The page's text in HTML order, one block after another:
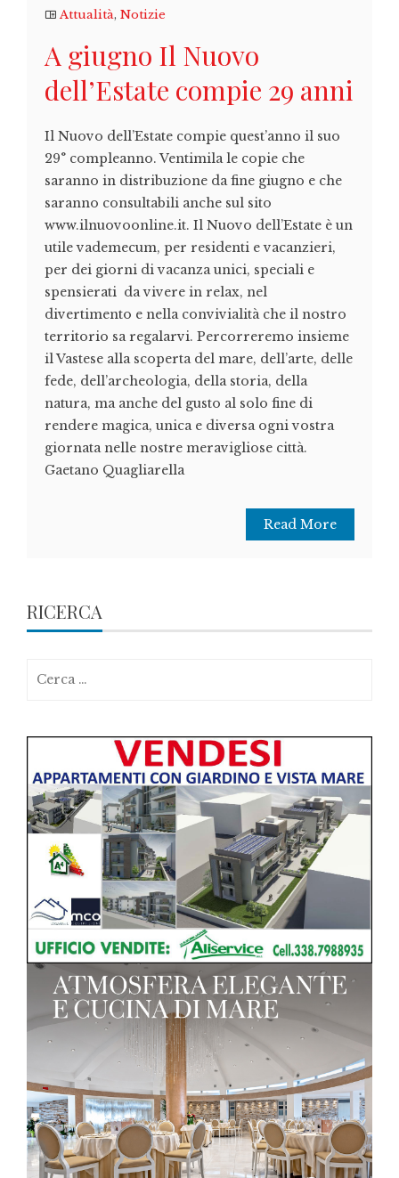
Attualità, Notizie
A giugno Il Nuovo
dell’Estate compie 29 anni
Il Nuovo dell’Estate compie quest’anno il suo
29° compleanno. Ventimila le copie che
saranno in distribuzione da fine giugno e che
saranno consultabili anche sul sito
www.ilnuovoonline.it. Il Nuovo dell’Estate è un
utile vademecum, per residenti e vacanzieri,
per dei giorni di vacanza unici, speciali e
spensierati da vivere in relax, nel
divertimento e nella convivialità che il nostro
territorio sa regalarvi. Percorreremo insieme
il Vastese alla scoperta del mare, dell’arte, delle
fede, dell’archeologia, della storia, della
natura, ma anche del gusto al solo fine di
rendere magica, unica e diversa ogni vostra
giornata nelle nostre meravigliose città.
Gaetano Quagliarella
Read More
RICERCA